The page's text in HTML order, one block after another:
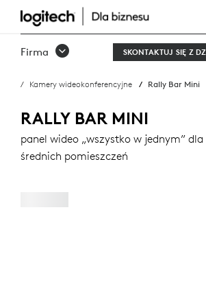
RALLY
BAR
Firma SKONTAKTUJ SIĘ Z
Kamery wideokonferencyjne Rally Bar Mini
RALLY BAR MINI
panel wideo „wszystko w jednym” dla
średnich pomieszczeń